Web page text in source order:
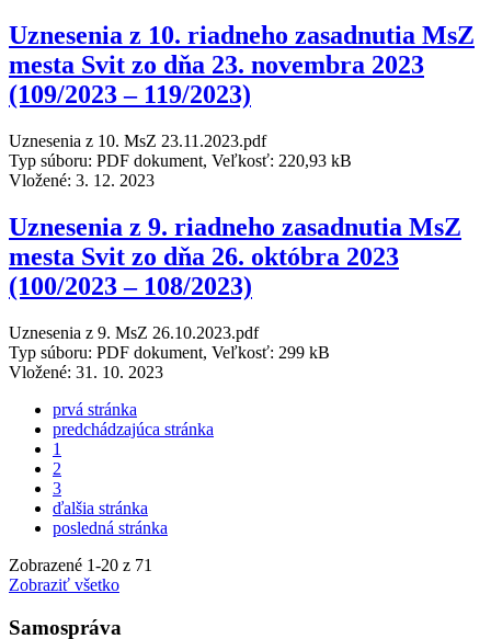
Uznesenia z 10. riadneho zasadnutia MsZ
mesta Svit zo dňa 23. novembra 2023
(109/2023 – 119/2023)
Uznesenia z 10. MsZ 23.11.2023.pdf
Typ súboru: PDF dokument, Veľkosť: 220,93 kB
Vložené: 3. 12. 2023
Uznesenia z 9. riadneho zasadnutia MsZ
mesta Svit zo dňa 26. októbra 2023
(100/2023 – 108/2023)
Uznesenia z 9. MsZ 26.10.2023.pdf
Typ súboru: PDF dokument, Veľkosť: 299 kB
Vložené: 31. 10. 2023
prvá stránka
predchádzajúca stránka
1
2
3
ďalšia stránka
posledná stránka
Zobrazené 1-20 z 71
Zobraziť všetko
Samospráva